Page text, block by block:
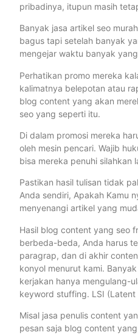
pribadinya, itupun masih
Banyak jasa artikel seo
bagus tapi setelah banyak
mengejar waktu banyak
Perhatikan promo mereka
kalimatnya belepotan atau
blog content yang akan
seo yang seperti itu.
Di dalam promosi mereka
oleh mesin pencari. Wajib
bisa mereka penuhi silahkan
Pastikan hasil tulisan tidak
Anda sendiri, Apakah Kamu
menyenangi artikel yang
Hasil blog content yang seo
berbeda-beda, Anda harus
paragrap, dan di akhir
konyol menurut kami.
kerjakan hanya mengulang-
keyword stuffing. LSI
Misal jasa penulis content
pesan saja blog content